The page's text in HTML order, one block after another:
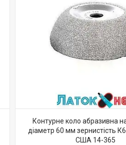
Контурне коло абразивна
діаметр 60 мм зернистість
США 14-365